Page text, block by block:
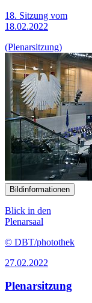
18. Sitzung vom
18.02.2022
(Plenarsitzung)
Bildinformationen
Blick in den
Plenarsaal
© DBT/photothek
27.02.2022
Plenarsitzung